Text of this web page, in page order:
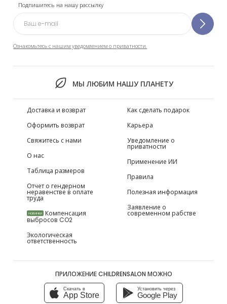
Подпишитесь на нашу рассылку
Ознакомьтесь с нашим уведомлением о приватности.
МЫ ЛЮБИМ НАШУ ПЛАНЕТУ
Доставка и возврат
Оформить возврат
Свяжитесь с нами
О нас
Таблица размеров
Отчет о гендерном
неравенстве в оплате
труда
НОВИНКИ Компенсация
выбросов CO2
Экологическая
ответственность
Как сделать подарок
Карьера
Уведомление о
приватности
Применение ИИ
Правила
Полезная информация
Заявление о
современном рабстве
ПРИЛОЖЕНИЕ CHILDRENSALON МОЖНО
Скачать в
App Store
Установить через
Google Play